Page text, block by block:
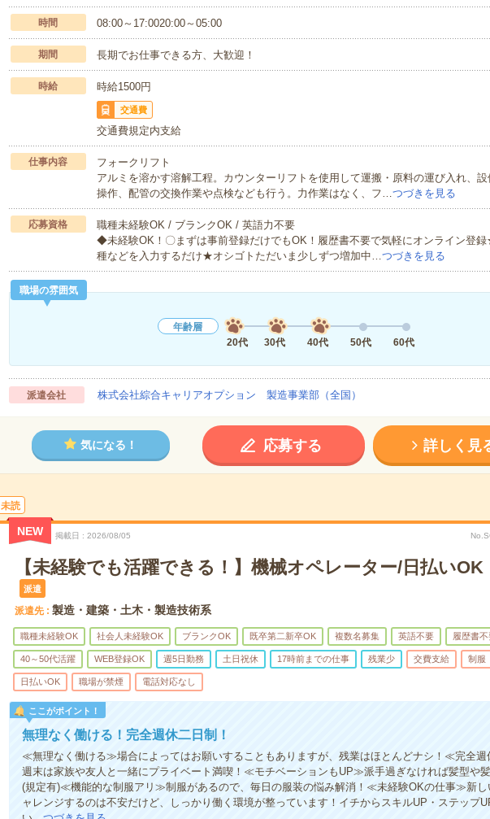
時間 08:00～17:0020:00～05:00
期間 長期でお仕事できる方、大歓迎！
時給 時給1500円
交通費
交通費規定内支給
仕事内容
フォークリフト
アルミを溶かす溶解工程。カウンターリフトを使用して運搬・原料の運び入れ、
操作、配管の交換作業や点検なども行う。力作業はなく、フ… つづきを見る
応募資格
職種未経験OK / ブランクOK / 英語力不要
◆未経験OK！〇まずは事前登録だけでもOK！履歴書不要で気軽にオンライン登
種などを入力するだけ★オシゴトただいま少しずつ増加中… つづきを見る
職場の雰囲気
年齢層
20代
30代 40代 50代 60代
派遣会社 株式会社綜合キャリアオプション 製造事業部（全国）
気になる！ 応募する 詳しく見
未読
NEW 掲載日 2026/08/05
【未経験でも活躍できる！】機械オペレーター/日払いOK
派遣
派遣先 製造・建築・土木・製造技術系
職種未経験OK 社会人未経験OK ブランクOK 既卒第二新卒OK 複数名募集 英語不要 履歴書不
40～50代活躍 WEB登録OK 週5日勤務 土日祝休 17時前までの仕事 残業少 交費支給 制服
日払いOK 職場が禁煙 電話対応なし
ここがポイント！
無理なく働ける！完全週休二日制！
≪無理なく働ける≫場合によってはお願いすることもありますが、残業はほとんどナシ！≪完全
週末は家族や友人と一緒にプライベート満喫！≪モチベーションもUP≫派手過ぎなければ髪型や髪
(規定有)≪機能的な制服アリ≫制服があるので、毎日の服装の悩み解消！≪未経験OKの仕事≫新し
ャレンジするのは不安だけど、しっかり働く環境が整っています！イチからスキルUP・ステップ